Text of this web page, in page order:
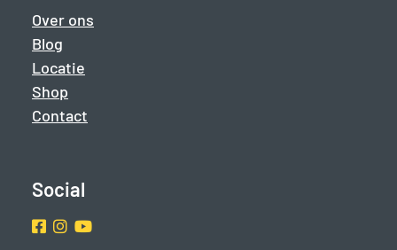
Over ons
Blog
Locatie
Shop
Contact
Social
Facebook
Instragram
Youtube